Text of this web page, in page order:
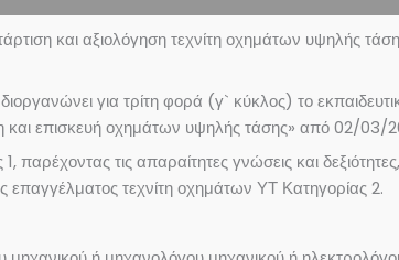
και αξιολόγηση τεχνίτη οχημάτων υψηλής
για τρίτη φορά (γ` κύκλος) το
και επισκευή οχημάτων υψηλής τάσης» από 02/
τις απαραίτητες γνώσεις και
τεχνίτη οχημάτων ΥΤ Κατηγορίας 2.